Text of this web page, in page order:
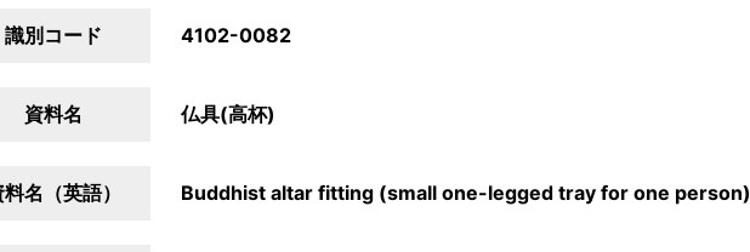
識別コード 4102-0082
資料名 仏具(高杯)
名（英語） Buddhist altar fitting (small one-legged tray for one person)